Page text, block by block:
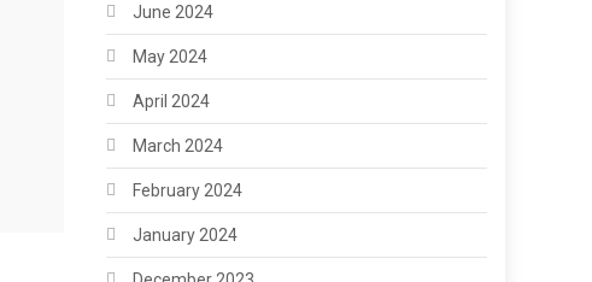
June 2024
May 2024
April 2024
March 2024
February 2024
January 2024